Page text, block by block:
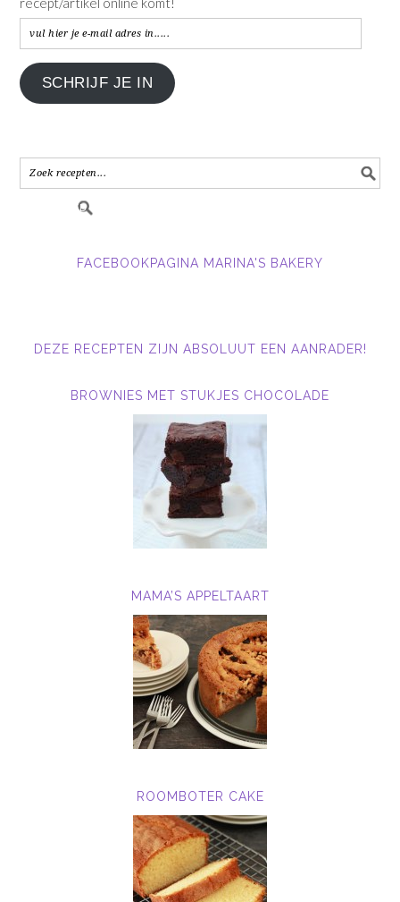
vul
hier
je
e-
in.....
SCHRIJF JE IN
FACEBOOKPAGINA MARINA'S BAKERY
DEZE RECEPTEN ZIJN ABSOLUUT EEN AANRADER!
BROWNIES MET STUKJES CHOCOLADE
MAMA’S APPELTAART
ROOMBOTER CAKE